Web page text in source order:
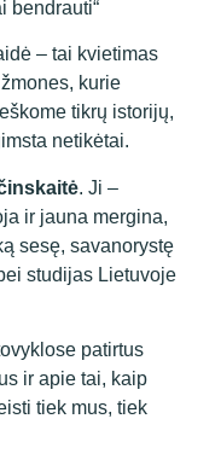
bendrauti“
– tai kvietimas
kurie
tikrų istorijų,
netikėtai.
. Ji –
ir jauna mergina,
sesę, savanorystę
studijas Lietuvoje
patirtus
ir apie tai, kaip
tiek mus, tiek